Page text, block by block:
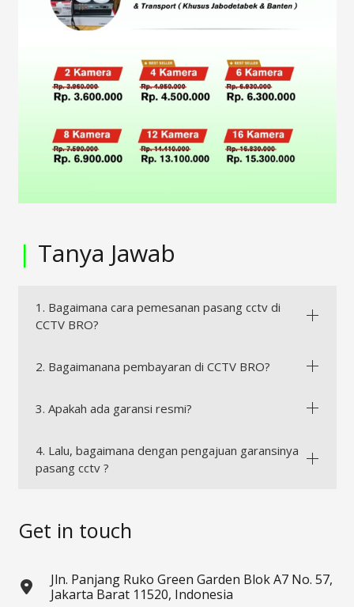
| Tanya Jawab
1. Bagaimana cara pemesanan pasang cctv di
CCTV BRO?
2. Bagaimanana pembayaran di CCTV BRO?
3. Apakah ada garansi resmi?
4. Lalu, bagaimana dengan pengajuan garansinya
pasang cctv ?
Get in touch
Jln. Panjang Ruko Green Garden Blok A7 No. 57,
Jakarta Barat 11520, Indonesia